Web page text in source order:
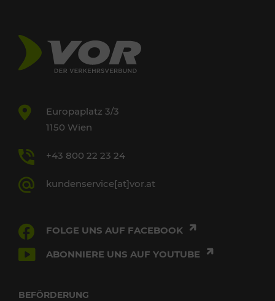
Europaplatz 3/3
1150 Wien
+43 800 22 23 24
kundenservice[at]vor.at
FOLGE UNS AUF FACEBOOK
ABONNIERE UNS AUF YOUTUBE
BEFÖRDERUNG